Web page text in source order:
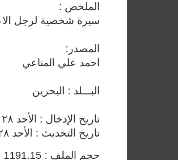
الملخص :
سيرة شخصية لرجل
المصدر:
احمد علي المناعي
البـــلد : البحرين
تاريخ الإدخال : الأحد ٢٨ / فبراير / ٢٠١٦
تاريخ التحديث : الأحد ٢٨ / فبراير / ٢٠١٦
حجم الملف : 1191.15 KB